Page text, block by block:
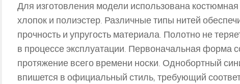
Для изготовления модели использована костюмная
хлопок и полиэстер. Различные типы нитей
прочность и упругость материала. Полотно не
в процессе эксплуатации. Первоначальная форма
протяжение всего времени носки. Однобортный
впишется в официальный стиль, требующий